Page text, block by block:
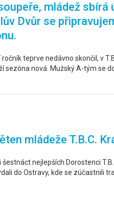
mládež sbírá
Dvůr se
teprve nedávno skončil, v
sezóna nová. Mužský A-tým se
mládeže T.B.C.
nejlepších Dorostenci
do Ostravy, kde se zúčastnili